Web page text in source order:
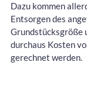
Dazu kommen
Entsorgen des
Grundstücksgröße
durchaus Kosten
gerechnet werden.